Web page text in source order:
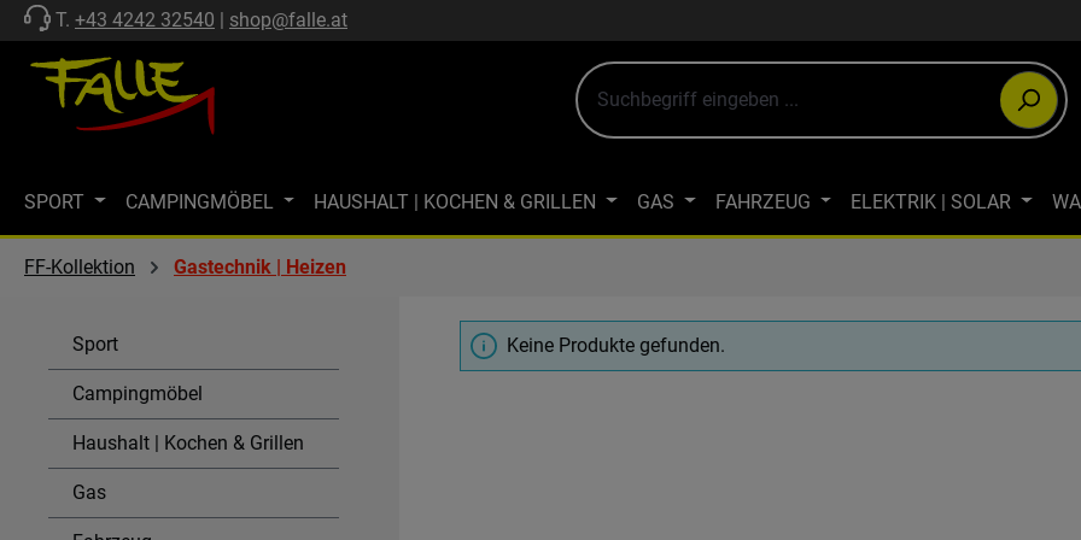
Hauptinhalt springen
Zur Suche springen
Zur Hauptnavigation springen
T. +43 4242 32540 | shop@falle.at
SPORT CAMPINGMÖBEL HAUSHALT | KOCHEN & GRILLEN GAS FAHRZEUG ELEKTRIK | SOLAR
SPÜLEN & KOMBI-EINHEITEN
FF-Kollektion Gastechnik | Heizen
Sport
Campingmöbel
Haushalt | Kochen & Grillen
Gas
Keine Produkte gefunden.